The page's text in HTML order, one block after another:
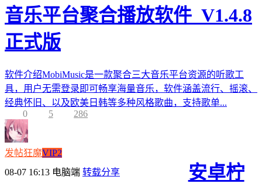
音乐平台聚合播放软件_V1.4.8
正式版
软件介绍MobiMusic是一款聚合三大音乐平台资源的听歌工
具，用户无需登录即可畅享海量音乐，软件涵盖流行、摇滚、
经典怀旧、以及欧美日韩等多种风格歌曲，支持歌单...
0
5 286
发帖狂魔VIP2
08-07 16:13 电脑端 转载分享
安卓柠